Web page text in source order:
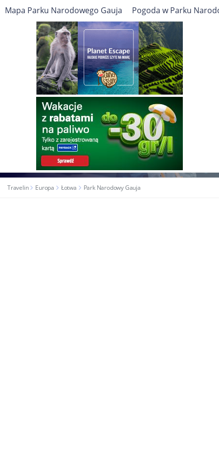
Cel podróży
Park
Narodowy
Gauja
ATRAKCJE TURYSTYCZNE, ZABYTKI, PRZEWODNIK
Travelin Europa Łotwa Park Narodowy Gauja
Mapa Parku Narodowego Gauja Pogoda w Parku